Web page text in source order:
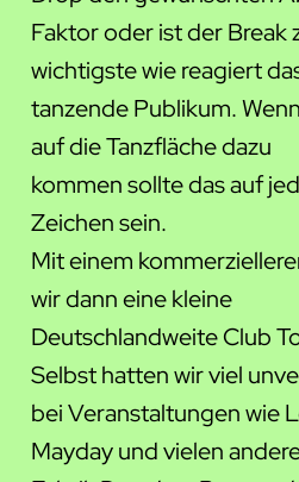
Faktor oder ist der Break
wichtigste wie reagiert
tanzende Publikum.
auf die Tanzfläche dazu
kommen sollte das auf
Zeichen sein.
Mit einem
wir dann eine kleine
Deutschlandweite Club
Selbst hatten wir viel
bei Veranstaltungen wie
Mayday und vielen